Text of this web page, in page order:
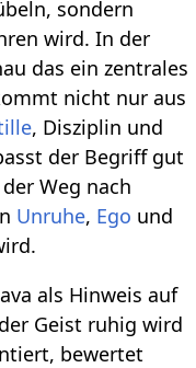
sondern
wird. In der
das ein zentrales
nicht nur aus
, Disziplin und
der Begriff gut
Weg nach
Unruhe, Ego und
als Hinweis auf
Geist ruhig wird
bewertet